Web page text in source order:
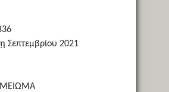
Σεπτεμβρίου 2021